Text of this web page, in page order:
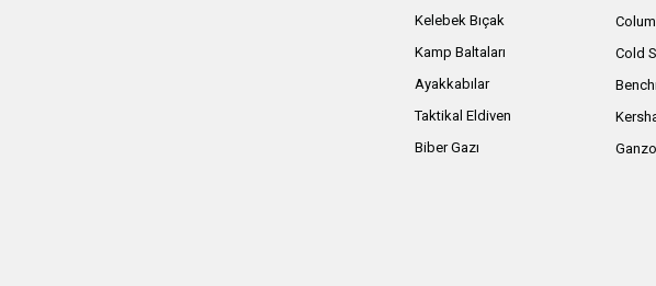
Kelebek Bıçak
Kamp Baltaları
Ayakkabılar
Taktikal Eldiven
Biber Gazı
Cold
Ganzo